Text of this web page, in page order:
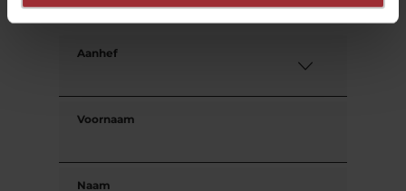
Uw contactgegevens
Aanhef
Voornaam
Naam